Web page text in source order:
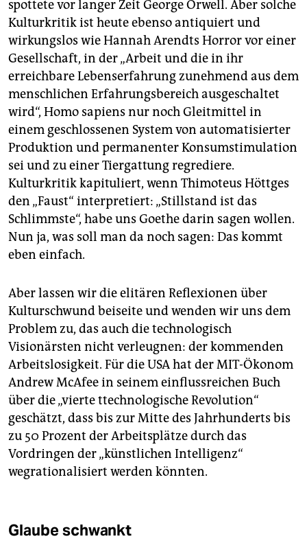
spottete vor langer Zeit George Orwell. Aber solche
Kulturkritik ist heute ebenso antiquiert und
wirkungslos wie Hannah Arendts Horror vor einer
Gesellschaft, in der „Arbeit und die in ihr
erreichbare Lebenserfahrung zunehmend aus dem
menschlichen Erfahrungsbereich ausgeschaltet
wird“, Homo sapiens nur noch Gleitmittel in
einem geschlossenen System von automatisierter
Produktion und permanenter Konsumstimulation
sei und zu einer Tiergattung regrediere.
Kulturkritik kapituliert, wenn Thimoteus Höttges
den „Faust“ interpretiert: „Stillstand ist das
Schlimmste“, habe uns Goethe darin sagen wollen.
Nun ja, was soll man da noch sagen: Das kommt
eben einfach.
Aber lassen wir die elitären Reflexionen über
Kulturschwund beiseite und wenden wir uns dem
Problem zu, das auch die technologisch
Visionärsten nicht verleugnen: der kommenden
Arbeitslosigkeit. Für die USA hat der MIT-Ökonom
Andrew McAfee in seinem einflussreichen Buch
über die „vierte ttechnologische Revolution“
geschätzt, dass bis zur Mitte des Jahrhunderts bis
zu 50 Prozent der Arbeitsplätze durch das
Vordringen der „künstlichen Intelligenz“
wegrationalisiert werden könnten.
Glaube schwankt